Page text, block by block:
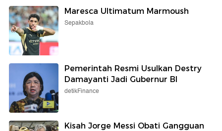
Maresca Ultimatum Marmoush
Sepakbola
Pemerintah Resmi Usulkan Destry
Damayanti Jadi Gubernur BI
detikFinance
Kisah Jorge Messi Obati Gangguan